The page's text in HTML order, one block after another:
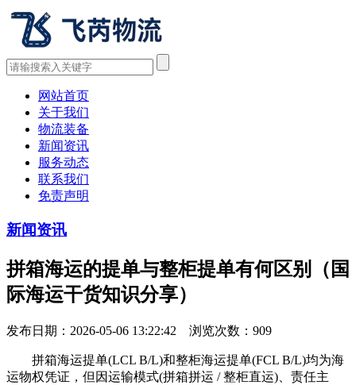
网站首页
关于我们
物流装备
新闻资讯
服务动态
联系我们
免责声明
新闻资讯
拼箱海运的提单与整柜提单有何区别（国
际海运干货知识分享）
发布日期：2026-05-06 13:22:42 浏览次数： 909
拼箱海运提单(LCL B/L)和整柜海运提单(FCL B/L)均为海
运物权凭证，但因运输模式(拼箱拼运 / 整柜直运)、责任主